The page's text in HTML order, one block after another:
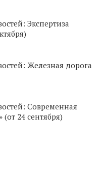
Экспертиза
Железная дорога
Современная
(от 24 сентября)